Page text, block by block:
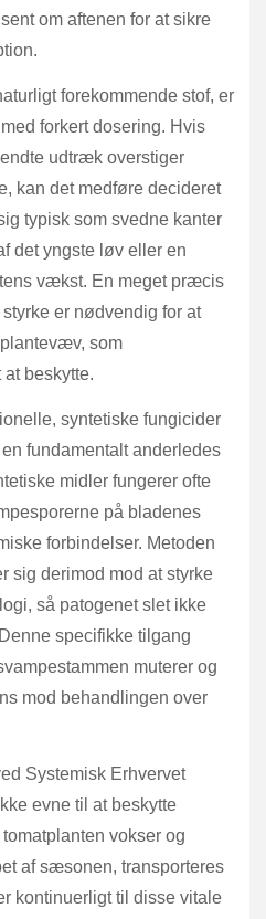
om aftenen for at sikre
forekommende stof, er
forkert dosering. Hvis
udtræk overstiger
kan det medføre decideret
typisk som svedne kanter
det yngste løv eller en
vækst. En meget præcis
er nødvendig for at
som
beskytte.
syntetiske fungicider
fundamentalt anderledes
midler fungerer ofte
på bladenes
forbindelser. Metoden
sig derimod mod at styrke
så patogenet slet ikke
specifikke tilgang
muterer og
mod behandlingen over
Systemisk Erhvervet
evne til at beskytte
vokser og
af sæsonen, transporteres
kontinuerligt til disse vitale